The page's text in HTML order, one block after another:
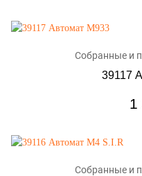
Собранные и
39117
1
Собранные и